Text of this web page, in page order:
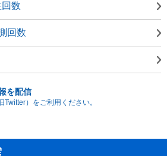
数
回数
を配信
Twitter）をご利用ください。